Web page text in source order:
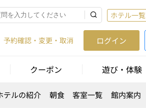
ホテル一覧
予約確認・変更・取消 ログイン
クーポン 遊び・体験
テルの紹介 朝食 客室一覧 館内案内